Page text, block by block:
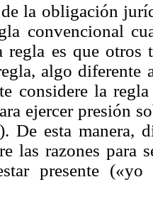
la obligación
convencional
regla es que
algo diferente
considere la
ejercer presión
De esta manera,
las razones para
presente